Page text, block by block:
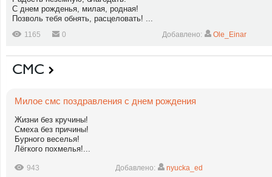
С днем рожденья, милая, родная!
Позволь тебя обнять, расцеловать! ...
1165 0 Добавлено: Ole_Einar
СМС
Милое смс поздравления с днем рождения
Жизни без кручины!
Смеха без причины!
Бурного веселья!
Лёгкого похмелья!...
943 Добавлено: nyucka_ed